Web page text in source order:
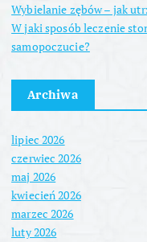
Wybielanie zębów – jak
W jaki sposób leczenie
samopoczucie?
Archiwa
lipiec 2026
czerwiec 2026
maj 2026
kwiecień 2026
marzec 2026
luty 2026